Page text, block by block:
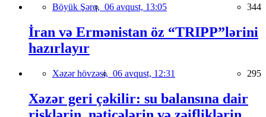
Böyük Şərq, 06 avqust, 13:05 344
İran və Ermənistan öz “TRIPP”lərini
hazırlayır
Xəzər hövzəsi, 06 avqust, 12:31 295
Xəzər geri çəkilir: su balansına dair